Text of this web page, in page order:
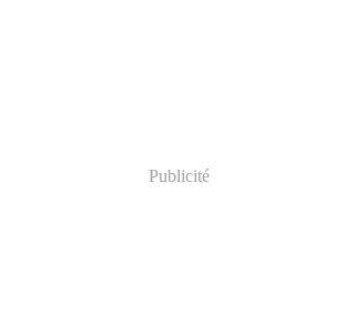
Publicité